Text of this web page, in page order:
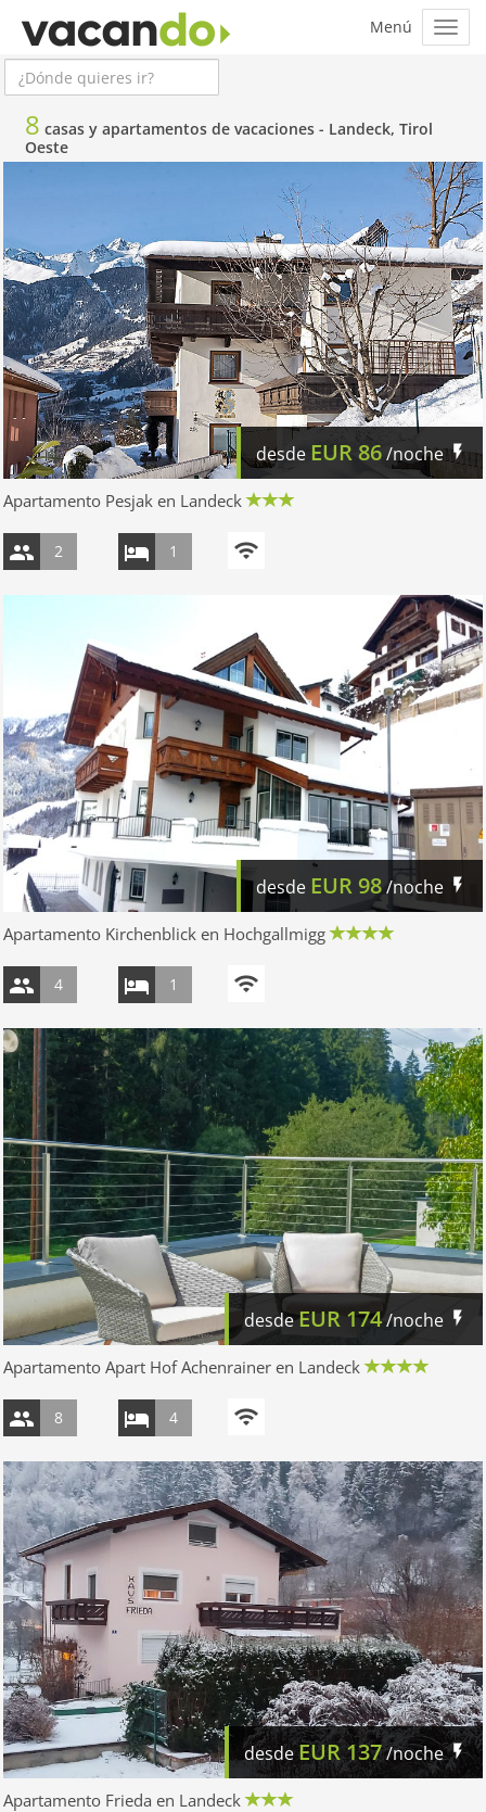
8 casas y apartamentos de vacaciones - Landeck, Tirol
Oeste
desde EUR86/noche
Apartamento Pesjak en Landeck
2 1
desde EUR 98/noche
Apartamento Kirchenblick en Hochgallmigg
4 1
desdeEUR 174/noche
Apartamento Apart Hof Achenrainer en Landeck
8 4
desdeEUR137/noche
Apartamento Frieda en Landeck